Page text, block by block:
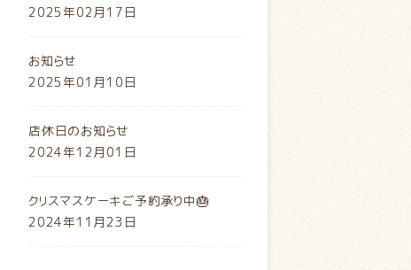
2025年02月17日
お知らせ
2025年01月10日
店休日のお知らせ
2024年12月01日
クリスマスケーキご予約承り中🎂
2024年11月23日